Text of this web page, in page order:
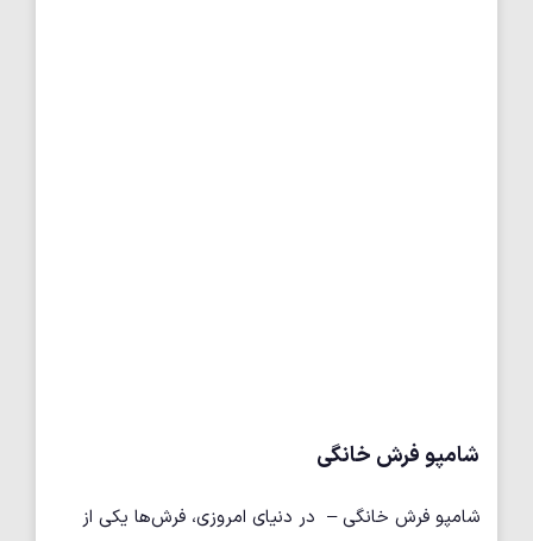
شامپو فرش خانگی
شامپو فرش خانگی – در دنیای امروزی، فرش‌ها یکی از